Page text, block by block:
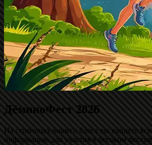
ДёминоФест 2026
На страницах нашего блога вы найдёте
информацию для участия в беговом